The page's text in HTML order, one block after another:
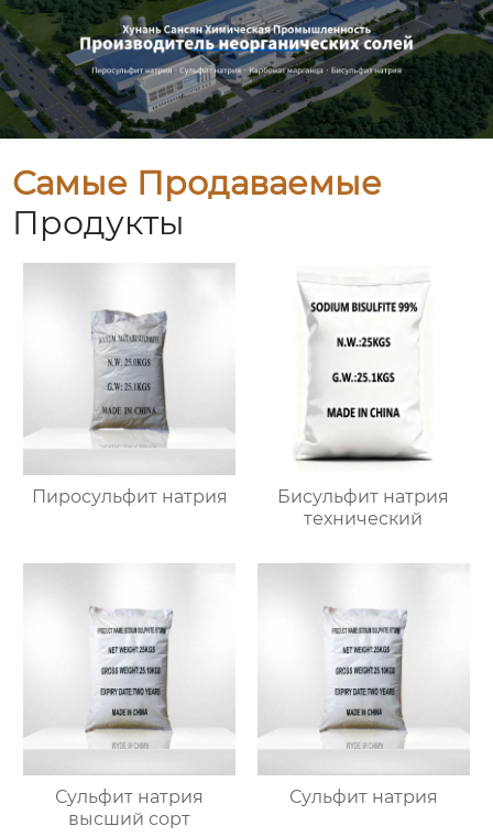
Самые Продаваемые
Продукты
Пиросульфит натрия
Бисульфит натрия
технический
Сульфит натрия
высший сорт
Сульфит натрия